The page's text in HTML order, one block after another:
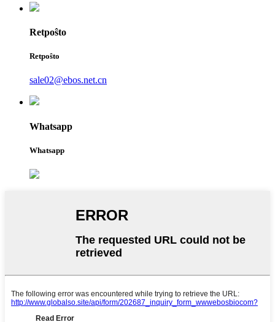
Retpoŝto
Retpoŝto
sale02@ebos.net.cn
Whatsapp
Whatsapp